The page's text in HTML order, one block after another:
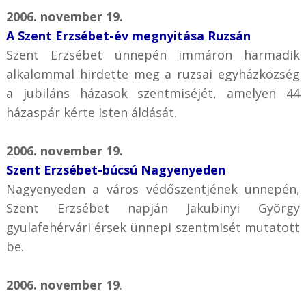
2006. november 19.
A Szent Erzsébet-év megnyitása Ruzsán
Szent Erzsébet ünnepén immáron harmadik
alkalommal hirdette meg a ruzsai egyházközség
a jubiláns házasok szentmiséjét, amelyen 44
házaspár kérte Isten áldását.
2006. november 19.
Szent Erzsébet-búcsú Nagyenyeden
Nagyenyeden a város védőszentjének ünnepén,
Szent Erzsébet napján Jakubinyi György
gyulafehérvári érsek ünnepi szentmisét mutatott
be.
2006. november 19.